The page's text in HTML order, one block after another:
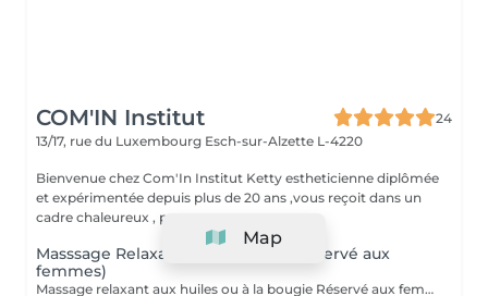
COM'IN Institut
24
13/17, rue du Luxembourg Esch-sur-Alzette L-4220
Bienvenue chez Com'In Institut Ketty estheticienne diplômée
et expérimentée depuis plus de 20 ans ,vous reçoit dans un
cadre chaleureux , pour vous...
Masssage Relaxant Personnalisé (réservé aux
femmes)
Massage relaxant aux huiles ou à la bougie Réservé aux femmes
Map